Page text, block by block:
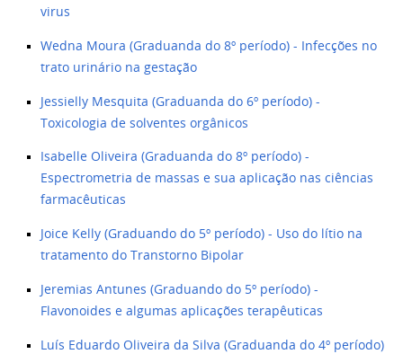
virus
Wedna Moura (Graduanda do 8º período) - Infecções no
trato urinário na gestação
Jessielly Mesquita (Graduanda do 6º período) -
Toxicologia de solventes orgânicos
Isabelle Oliveira (Graduanda do 8º período) -
Espectrometria de massas e sua aplicação nas ciências
farmacêuticas
Joice Kelly (Graduando do 5º período) - Uso do lítio na
tratamento do Transtorno Bipolar
Jeremias Antunes (Graduando do 5º período) -
Flavonoides e algumas aplicações terapêuticas
Luís Eduardo Oliveira da Silva (Graduanda do 4º período)